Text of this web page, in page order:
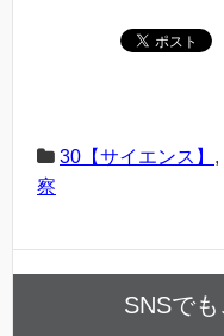
30【サイエンス】 ,
察
SNSでも